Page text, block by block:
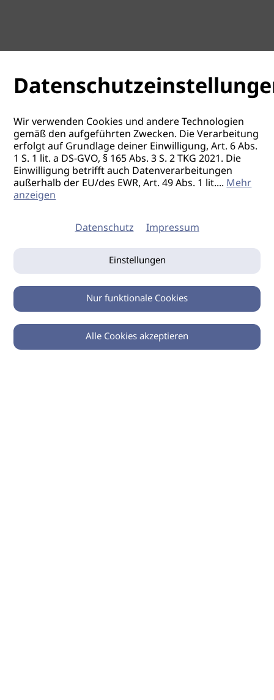
0
Wir verwenden Cookies und andere Technologien
gemäß den aufgeführten Zwecken. Die Verarbeitung
erfolgt auf Grundlage deiner Einwilligung, Art. 6 Abs.
1 S. 1 lit. a DS-GVO, § 165 Abs. 3 S. 2 TKG 2021. Die
Einwilligung betrifft auch Datenverarbeitungen
außerhalb der EU/des EWR, Art. 49 Abs. 1 lit....Mehr
anzeigen
Datenschutz Impressum
Einstellungen
Nur funktionale Cookies
Alle Cookies akzeptieren